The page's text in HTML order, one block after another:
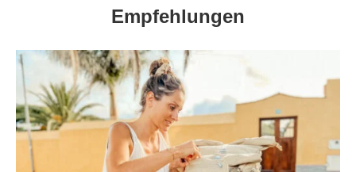
Empfehlungen